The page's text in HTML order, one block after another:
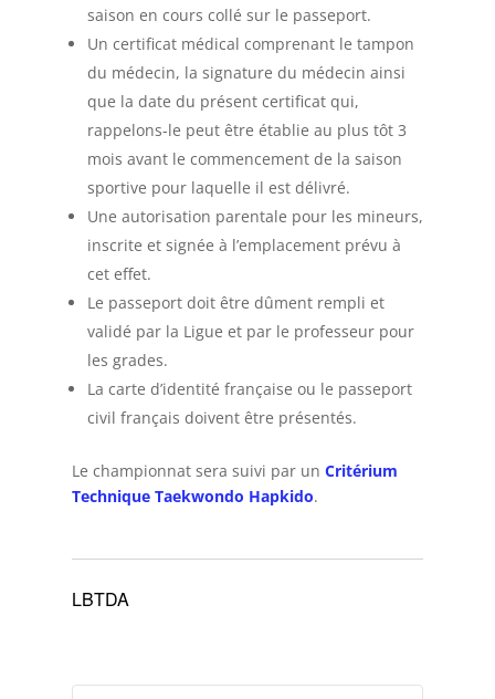
saison en cours collé sur le passeport.
Un certificat médical comprenant le tampon
du médecin, la signature du médecin ainsi
que la date du présent certificat qui,
rappelons-le peut être établie au plus tôt 3
mois avant le commencement de la saison
sportive pour laquelle il est délivré.
Une autorisation parentale pour les mineurs,
inscrite et signée à l’emplacement prévu à
cet effet.
Le passeport doit être dûment rempli et
validé par la Ligue et par le professeur pour
les grades.
La carte d’identité française ou le passeport
civil français doivent être présentés.
Le championnat sera suivi par un Critérium
Technique Taekwondo Hapkido.
LBTDA